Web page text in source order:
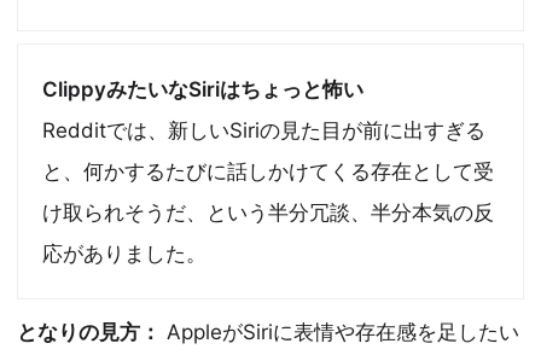
ClippyみたいなSiriはちょっと怖い
Redditでは、新しいSiriの見た目が前に出すぎる
と、何かするたびに話しかけてくる存在として受
け取られそうだ、という半分冗談、半分本気の反
応がありました。
となりの見方： AppleがSiriに表情や存在感を足したい